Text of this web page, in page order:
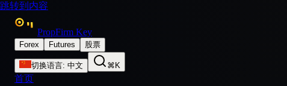
跳转到内容
PropFirm Key
Forex Futures 股票
切换语言: 中文 ⌘K
首页